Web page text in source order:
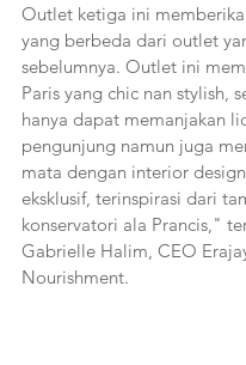
Outlet ketiga ini
yang berbeda dari outlet
sebelumnya. Outlet ini
Paris yang chic nan stylish,
hanya dapat memanjakan
pengunjung namun juga
mata dengan interior
eksklusif, terinspirasi dari
konservatori ala Prancis,"
Gabrielle Halim, CEO
Nourishment.